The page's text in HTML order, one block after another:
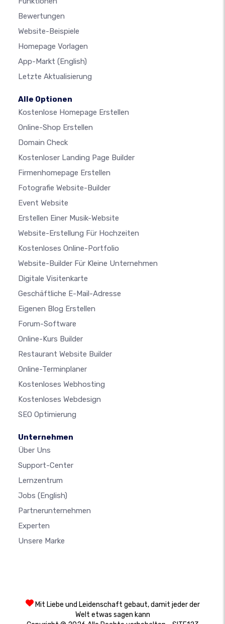
Bewertungen
Website-Beispiele
Homepage Vorlagen
App-Markt (English)
Letzte Aktualisierung
Alle Optionen
Kostenlose Homepage Erstellen
Online-Shop Erstellen
Domain Check
Kostenloser Landing Page Builder
Firmenhomepage Erstellen
Fotografie Website-Builder
Event Website
Erstellen Einer Musik-Website
Website-Erstellung Für Hochzeiten
Kostenloses Online-Portfolio
Website-Builder Für Kleine Unternehmen
Digitale Visitenkarte
Geschäftliche E-Mail-Adresse
Eigenen Blog Erstellen
Forum-Software
Online-Kurs Builder
Restaurant Website Builder
Online-Terminplaner
Kostenloses Webhosting
Kostenloses Webdesign
SEO Optimierung
Unternehmen
Über Uns
Support-Center
Lernzentrum
Jobs (English)
Partnerunternehmen
Experten
Unsere Marke
Mit Liebe und Leidenschaft gebaut, damit jeder der
Welt etwas sagen kann